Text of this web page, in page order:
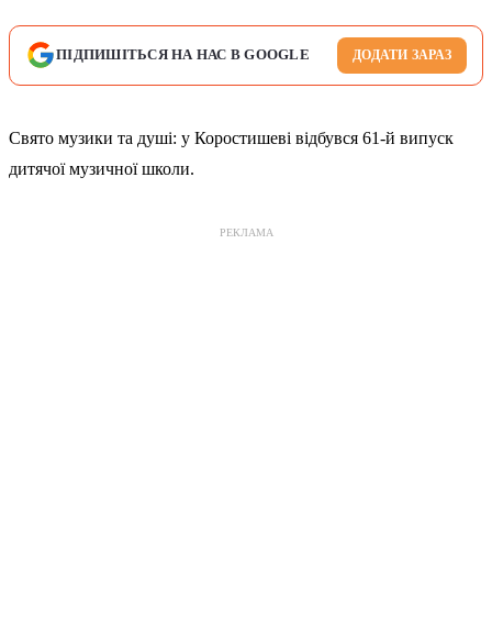
ПІДПИШІТЬСЯ НА НАС В GOOGLE ДОДАТИ ЗАРАЗ
Свято музики та душі: у Коростишеві відбувся 61-й випуск
дитячої музичної школи.
РЕКЛАМА